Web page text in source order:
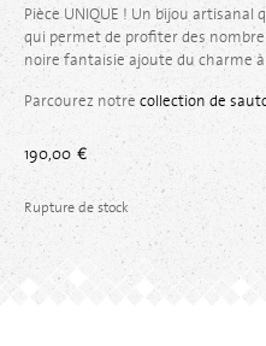
Pièce UNIQUE ! Un bijou
qui permet de profiter des
noire fantaisie ajoute du charme
Parcourez notrecollection de
190,00€
Rupture de stock